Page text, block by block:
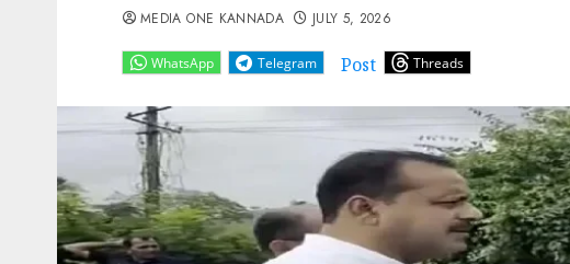
WhatsApp Telegram Post Threads
MEDIA ONE KANNADA JULY 5, 2026